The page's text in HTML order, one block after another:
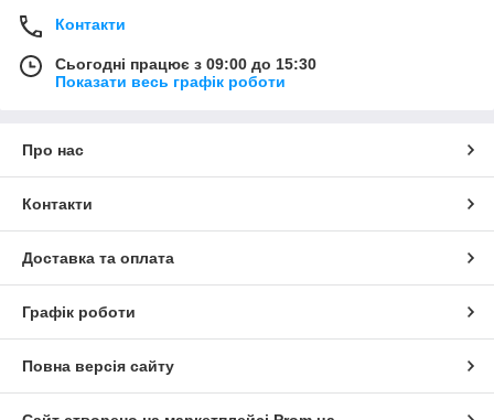
Контакти
Сьогодні працює з 09:00 до 15:30
Показати весь графік роботи
Про нас
Контакти
Доставка та оплата
Графік роботи
Повна версія сайту